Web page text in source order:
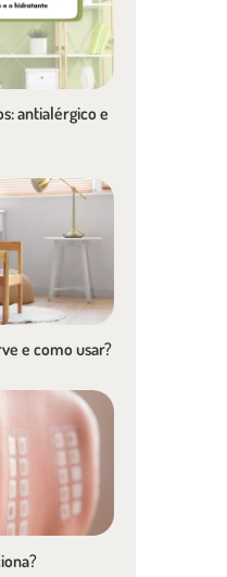
antialérgico e
e como usar?